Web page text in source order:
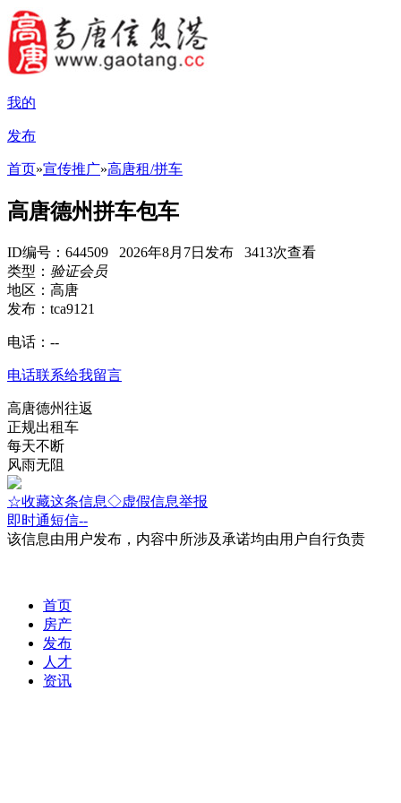
我的
发布
首页»宣传推广»高唐租/拼车
高唐德州拼车包车
ID编号：644509 2026年8月7日发布 3413次查看
类型： 验证会员
地区：高唐
发布：tca9121
电话： --
电话联系给我留言
高唐德州往返
正规出租车
每天不断
风雨无阻
☆收藏这条信息◇虚假信息举报
即时通短信--
该信息由用户发布，内容中所涉及承诺均由用户自行负责
首页
房产
发布
人才
资讯